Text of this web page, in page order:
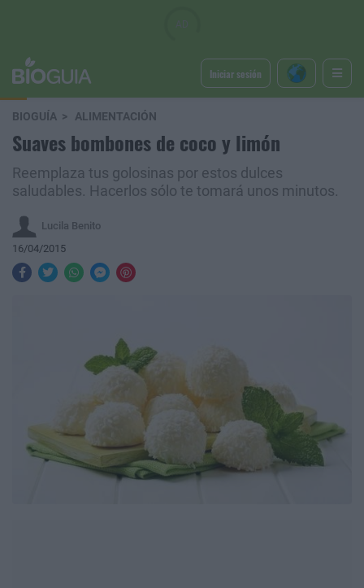
Iniciar sesión
BIOGUÍA ALIMENTACIÓN
Suaves bombones de coco y limón
Reemplaza tus golosinas por estos dulces
saludables. Hacerlos sólo te tomará unos minutos.
Lucila Benito
16/04/2015